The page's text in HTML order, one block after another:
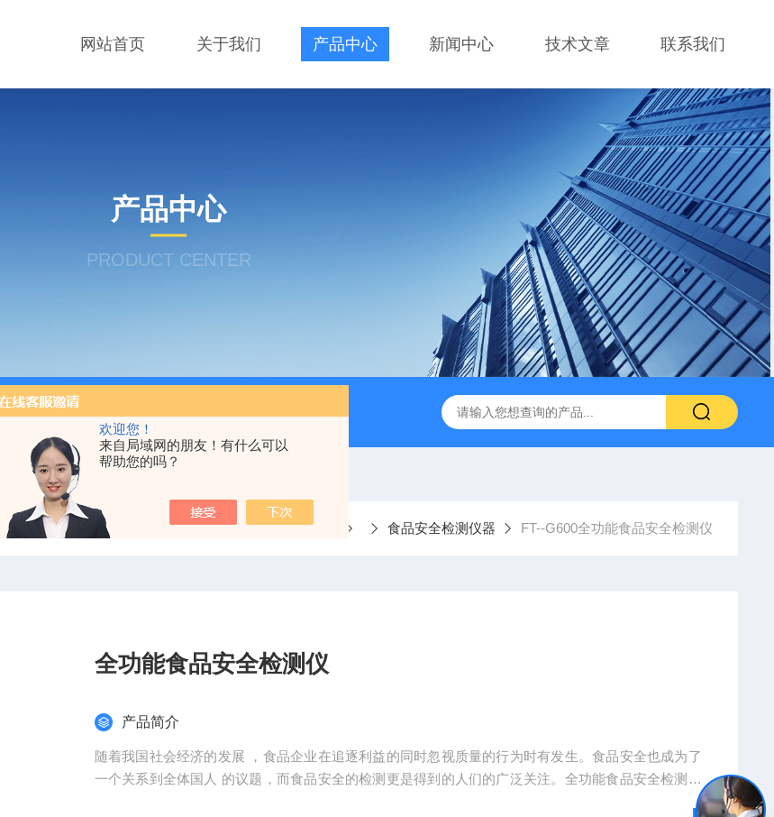
欢迎您！
来自局域网的朋友！有什么可以
帮助您的吗？
网站首页 关于我们 产品中心 新闻中心 技术文章 联系我们
产品中心
PRODUCT CENTER
生态气象站 FT-YW10一体式超声波液位计 FT-ZDSQ无线土壤墒情监测仪厂家
当前位置：首页 产品中心 食品安全检测仪器 FT--G600全功能食品安全检测仪
全功能食品安全检测仪
产品简介
随着我国社会经济的发展 ，食品企业在追逐利益的同时忽视质量的行为时有发生。食品安全也成为了
一个关系到全体国人 的议题，而食品安全的检测更是得到的人们的广泛关注。全功能食品安全检测仪